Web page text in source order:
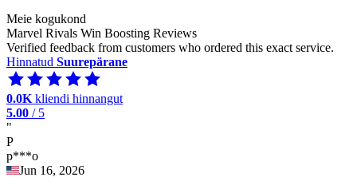
Meie kogukond
Marvel Rivals Win Boosting Reviews
Verified feedback from customers who ordered this exact service.
Hinnatud Suurepärane
0.0K kliendi hinnangut
5.00 / 5
"
P
p***o
Jun 16, 2026